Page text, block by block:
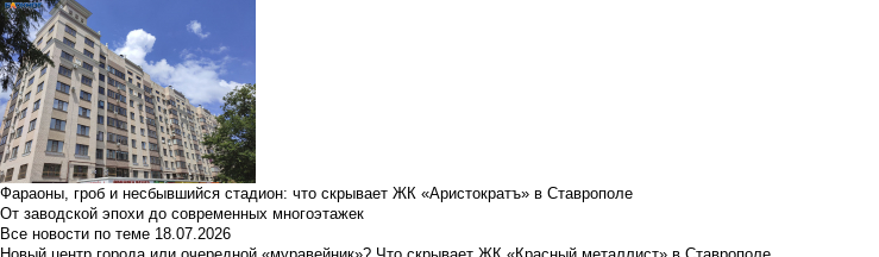
Фараоны, гроб и несбывшийся стадион: что скрывает ЖК «Аристократъ» в Ставрополе
От заводской эпохи до современных многоэтажек
Все новости по теме 18.07.2026